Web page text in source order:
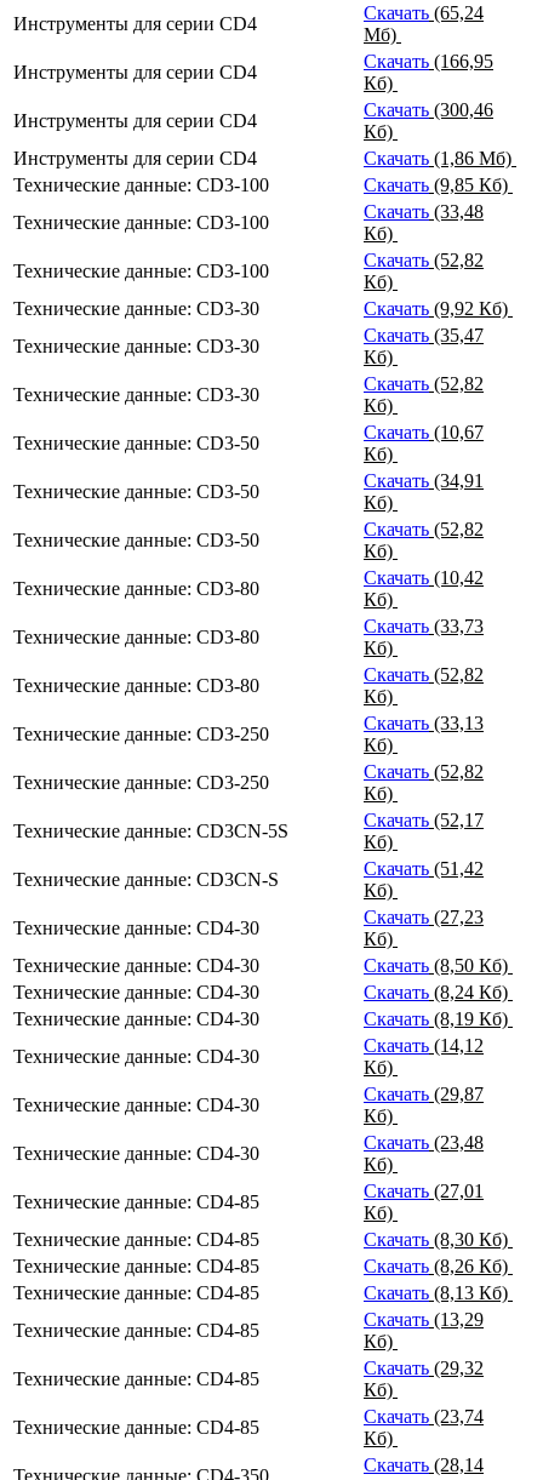
Инструменты для серии CD4
Скачать (65,24
Мб)
Инструменты для серии CD4
Скачать (166,95
Кб)
Инструменты для серии CD4
Скачать (300,46
Кб)
Инструменты для серии CD4
Скачать (1,86 Мб)
Технические данные: CD3-100
Скачать (9,85 Кб)
Технические данные: CD3-100
Скачать (33,48
Кб)
Технические данные: CD3-100
Скачать (52,82
Кб)
Технические данные: CD3-30
Скачать (9,92 Кб)
Технические данные: CD3-30
Скачать (35,47
Кб)
Технические данные: CD3-30
Скачать (52,82
Кб)
Технические данные: CD3-50
Скачать (10,67
Кб)
Технические данные: CD3-50
Скачать (34,91
Кб)
Технические данные: CD3-50
Скачать (52,82
Кб)
Технические данные: CD3-80
Скачать (10,42
Кб)
Технические данные: CD3-80
Скачать (33,73
Кб)
Технические данные: CD3-80
Скачать (52,82
Кб)
Технические данные: CD3-250
Скачать (33,13
Кб)
Технические данные: CD3-250
Скачать (52,82
Кб)
Технические данные: CD3CN-5S
Скачать (52,17
Кб)
Технические данные: CD3CN-S
Скачать (51,42
Кб)
Технические данные: CD4-30
Скачать (27,23
Кб)
Технические данные: CD4-30
Скачать (8,50 Кб)
Технические данные: CD4-30
Скачать (8,24 Кб)
Технические данные: CD4-30
Скачать (8,19 Кб)
Технические данные: CD4-30
Скачать (14,12
Кб)
Технические данные: CD4-30
Скачать (29,87
Кб)
Технические данные: CD4-30
Скачать (23,48
Кб)
Технические данные: CD4-85
Скачать (27,01
Кб)
Технические данные: CD4-85
Скачать (8,30 Кб)
Технические данные: CD4-85
Скачать (8,26 Кб)
Технические данные: CD4-85
Скачать (8,13 Кб)
Технические данные: CD4-85
Скачать (13,29
Кб)
Технические данные: CD4-85
Скачать (29,32
Кб)
Технические данные: CD4-85
Скачать (23,74
Кб)
Технические данные: CD4-350
Скачать (28,14